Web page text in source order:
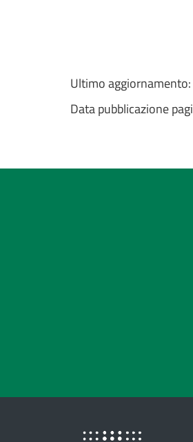
Ultimo aggiornamento:
Data pubblicazione